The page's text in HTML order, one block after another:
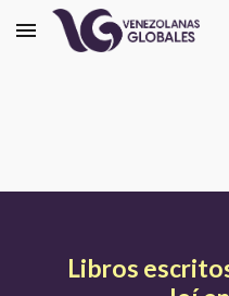
Skip to main content
Libros